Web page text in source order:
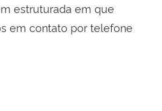
estruturada em que
em contato por telefone